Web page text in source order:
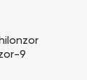
9